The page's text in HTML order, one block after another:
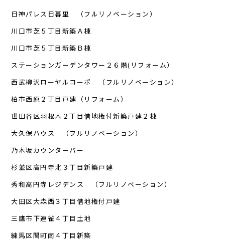
日神パレス日暮里 （フルリノベーション）
川口市芝５丁目新築Ａ棟
川口市芝５丁目新築Ｂ棟
ステーションガーデンタワー２６階(リフォーム）
西武柳沢ローヤルコーポ （フルリノベーション）
柏市西原２丁目戸建（リフォーム）
世田谷区羽根木２丁目借地権付新築戸建２棟
大久保ハウス （フルリノベーション）
乃木坂カウンターバー
杉並区高円寺北３丁目新築戸建
秀和高円寺レジデンス （フルリノベーション）
大田区大森西３丁目借地権付戸建
三鷹市下連雀４丁目土地
練馬区関町南４丁目新築